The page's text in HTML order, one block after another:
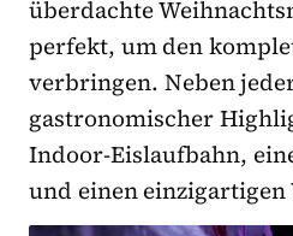
überdachte
perfekt, um den
verbringen. Neben
gastronomischer
Indoor-Eislaufbahn,
und einen